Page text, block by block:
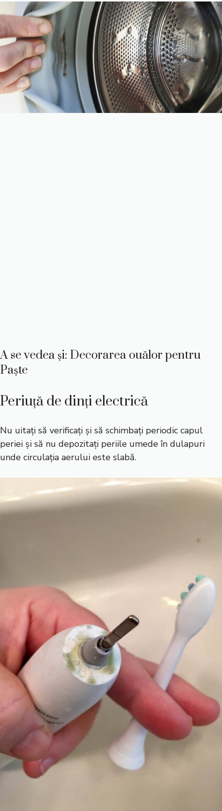
A se vedea și: Decorarea ouălor pentru
Paște
Periuță de dinți electrică
Nu uitați să verificați și să schimbați periodic capul
periei și să nu depozitați periile umede în dulapuri
unde circulația aerului este slabă.